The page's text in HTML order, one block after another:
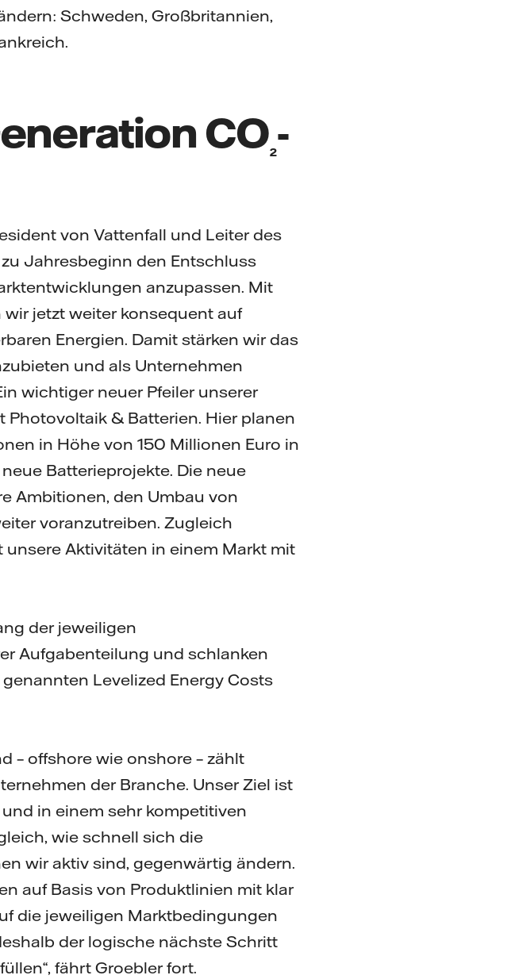
Schweden, Großbritannien,
CO2-
von Vattenfall und Leiter des
Jahresbeginn den Entschluss
anzupassen. Mit
jetzt weiter konsequent auf
Energien. Damit stärken wir das
und als Unternehmen
wichtiger neuer Pfeiler unserer
& Batterien. Hier planen
in Höhe von 150 Millionen Euro in
Batterieprojekte. Die neue
Ambitionen, den Umbau von
voranzutreiben. Zugleich
Aktivitäten in einem Markt mit
der jeweiligen
Aufgabenteilung und schlanken
Levelized Energy Costs
– offshore wie onshore – zählt
der Branche. Unser Ziel ist
in einem sehr kompetitiven
wie schnell sich die
wir aktiv sind, gegenwärtig ändern.
auf Basis von Produktlinien mit klar
die jeweiligen Marktbedingungen
der logische nächste Schritt
fährt Groebler fort.